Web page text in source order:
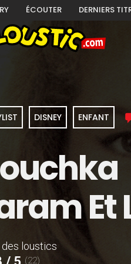
ÉCOUTER DERNIERS
DISNEY ENFANT
Et
loustics
(22)